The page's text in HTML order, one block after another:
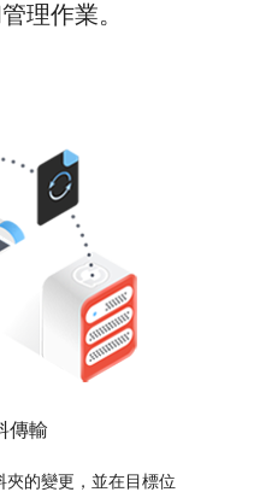
理作業。
傳輸
夾的變更，並在目標位